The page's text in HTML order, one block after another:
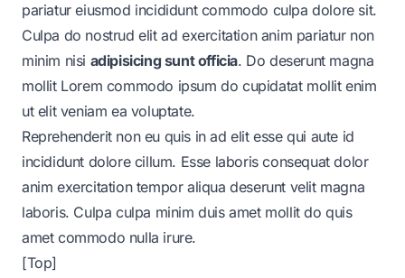
pariatur eiusmod incididunt commodo culpa dolore sit.
Culpa do nostrud elit ad exercitation anim pariatur non
minim nisi adipisicing suntofficia. Do deserunt magna
mollit Lorem commodo ipsum do cupidatat mollit enim
ut elit veniam ea voluptate.
Reprehenderit non eu quis in ad elit esse qui aute id
incididunt dolore cillum. Esse laboris consequat dolor
anim exercitation tempor aliqua deserunt velit magna
laboris. Culpa culpa minim duis amet mollit do quis
amet commodo nulla irure.
[Top]